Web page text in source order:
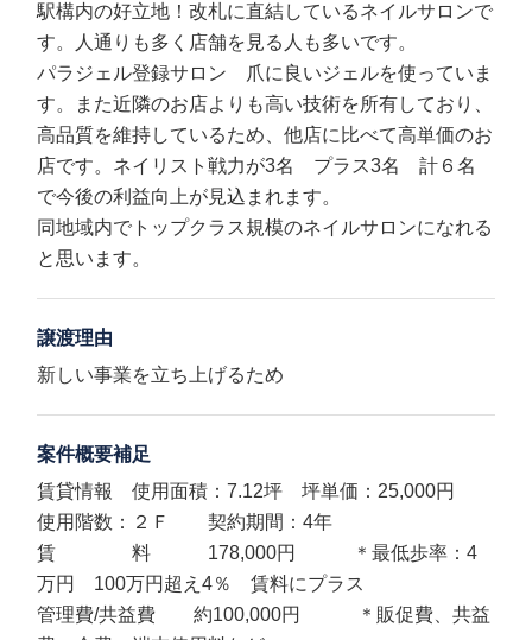
駅構内の好立地！改札に直結しているネイルサロンで
す。人通りも多く店舗を見る人も多いです。
パラジェル登録サロン 爪に良いジェルを使っていま
す。また近隣のお店よりも高い技術を所有しており、
高品質を維持しているため、他店に比べて高単価のお
店です。ネイリスト戦力が3名 プラス3名 計６名
で今後の利益向上が見込まれます。
同地域内でトップクラス規模のネイルサロンになれる
と思います。
譲渡理由
新しい事業を立ち上げるため
案件概要補足
賃貸情報 使用面積：7.12坪 坪単価：25,000円
使用階数：２Ｆ 契約期間：4年
賃 料 178,000円 ＊最低歩率：4
万円 100万円超え4％ 賃料にプラス
管理費/共益費 約100,000円 ＊販促費、共益